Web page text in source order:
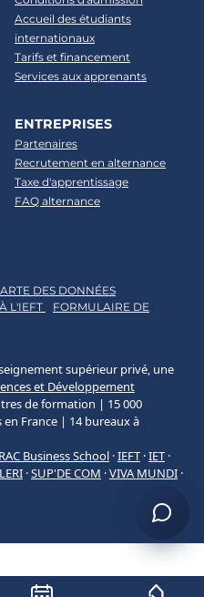
Accueil des étudiants
internationaux
Tarifs et financement
Services aux apprenants
ENTREPRISES
Partenaires
Recrutement en alternance
Taxe d'apprentissage
FAQ alternance
DES DONNÉES
L'IEFT
FORMULAIRE DE